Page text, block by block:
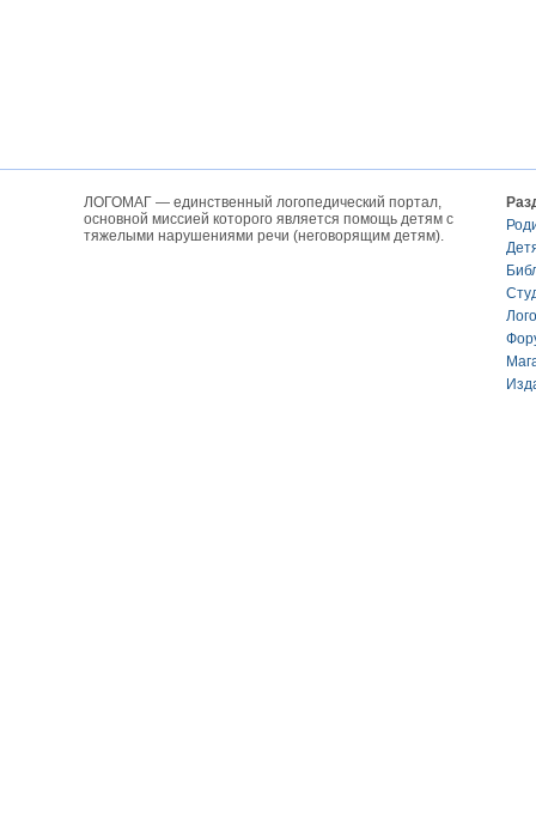
ЛОГОМАГ — единственный логопедический портал,
основной миссией которого является помощь детям с
тяжелыми нарушениями речи (неговорящим детям).